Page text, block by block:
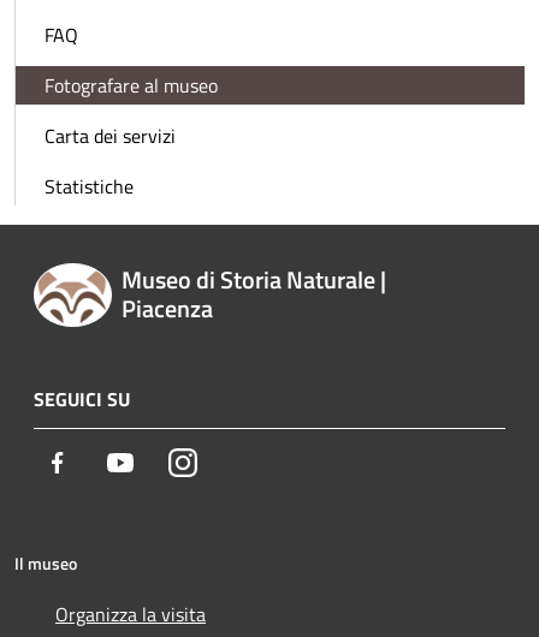
FAQ
Fotografare al museo
Carta dei servizi
Statistiche
Museo di Storia Naturale |
Piacenza
SEGUICI SU
Facebook YoutubeInstagram
Il museo
Organizza la visita